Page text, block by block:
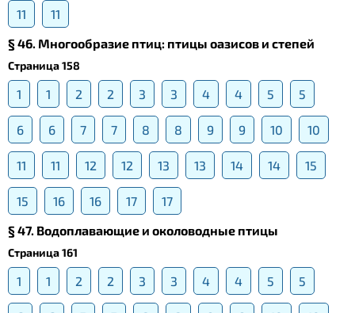
11
11
§ 46. Многообразие птиц: птицы оазисов и степей
Страница 158
1 1 2 2 3 3 4 4 5 5
6 6 7 7 8 8 9 9 10 10
11 11 12 12 13 13 14 14 15
15 16 16 17
17
§ 47. Водоплавающие и околоводные птицы
Страница 161
1 1 2 2 3 3 4 4 5 5